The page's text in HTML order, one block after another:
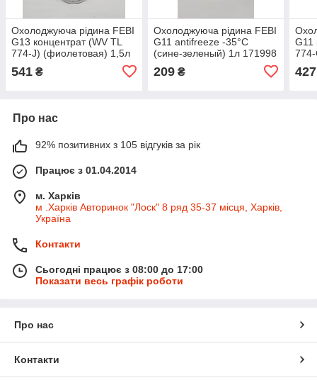
Охолоджуюча рідина FEBI
G13 концентрат (WV TL
774-J) (фиолетовая) 1,5л
541 ₴
Охолоджуюча рідина FEBI
G11 antifreeze -35°C
(сине-зеленый) 1л 171998
209₴
G11
427
Про нас
92% позитивних з 105 відгуків за рік
Працює з 01.04.2014
м. Харків
м .Харків Авторинок "Лоск" 8 ряд 35-37 місця, Харків,
Україна
Контакти
Сьогодні працює з 08:00 до 17:00
Показати весь графік роботи
Про нас
Контакти